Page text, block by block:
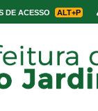
DE ACESSO ALT+P